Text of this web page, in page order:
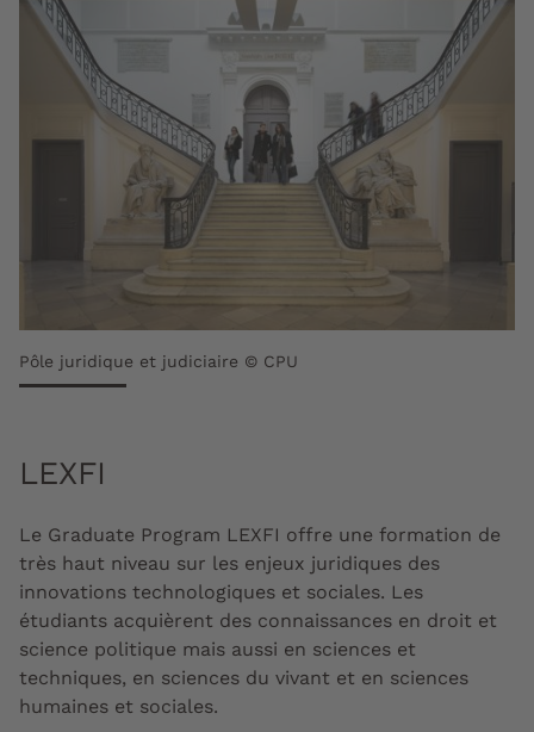
Pôle juridique et judiciaire © CPU
LEXFI
Le Graduate Program LEXFI offre une formation de
très haut niveau sur les enjeux juridiques des
innovations technologiques et sociales. Les
étudiants acquièrent des connaissances en droit et
science politique mais aussi en sciences et
techniques, en sciences du vivant et en sciences
humaines et sociales.